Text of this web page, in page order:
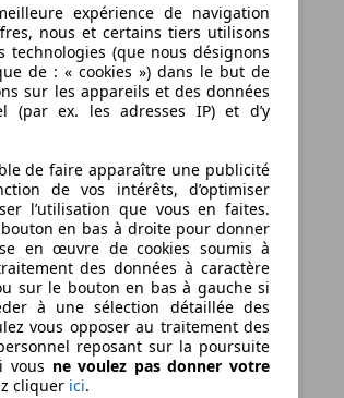
expérience de navigation
nous et certains tiers utilisons
technologies (que nous désignons
de : « cookies ») dans le but de
sur les appareils et des données
(par ex. les adresses IP) et d’y
de faire apparaître une publicité
de vos intérêts, d’optimiser
l’utilisation que vous en faites.
en bas à droite pour donner
en œuvre de cookies soumis à
des données à caractère
sur le bouton en bas à gauche si
à une sélection détaillée des
vous opposer au traitement des
reposant sur la poursuite
vous ne voulez pas donner votre
cliquer ici.